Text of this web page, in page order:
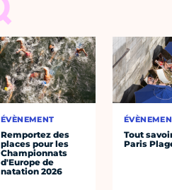
ÉVÈNEMENT
Remportez des
places pour les
Championnats
d'Europe de
natation 2026
Tout
Paris